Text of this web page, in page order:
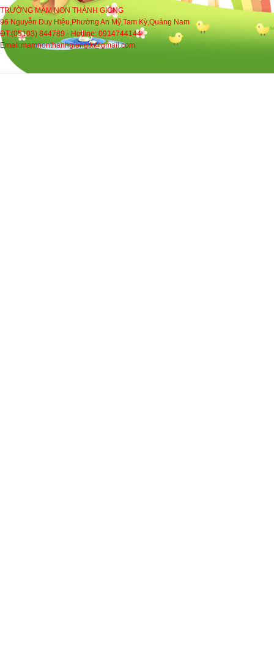
TRƯỜNG MẦM NON THÁNH GIÓNG
96 Nguyễn Duy Hiệu,Phường An Mỹ,Tam Kỳ,Quảng Nam
ĐT:(05103) 844789 - Hotline: 0914744144
Email:mamnonthanhgiongtk@gmail.com